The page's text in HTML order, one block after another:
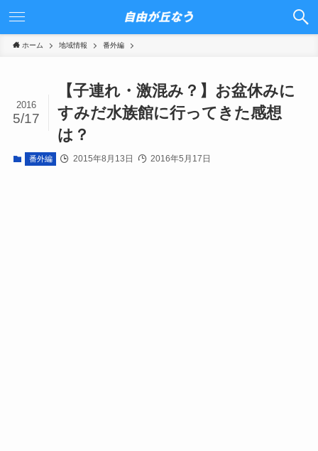
ホーム 地域情報 番外編
【子連れ・激混み？】お盆休みに
すみだ水族館に行ってきた感想
は？
2016
5/17
番外編 2015年8月13日 2016年5月17日